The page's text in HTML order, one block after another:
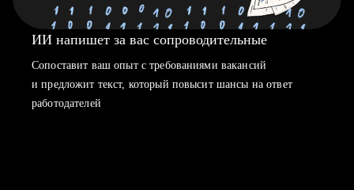
ИИ напишет за вас сопроводительные
Сопоставит ваш опыт с требованиями вакансий
и предложит текст, который повысит шансы на ответ
работодателей